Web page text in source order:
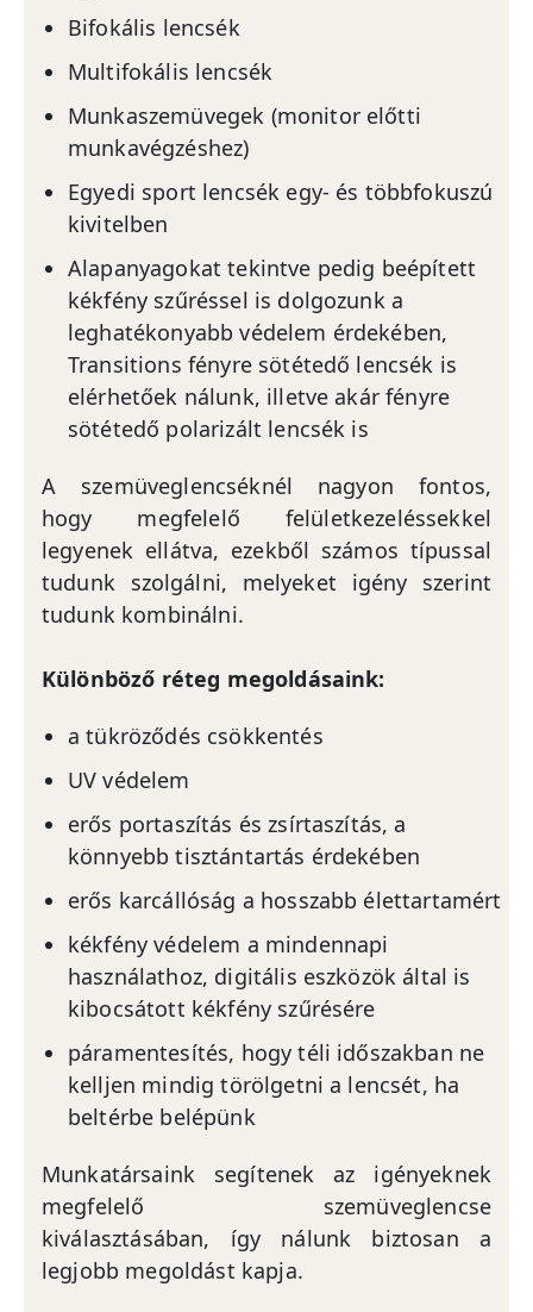
Bifokális lencsék
Multifokális lencsék
Munkaszemüvegek (monitor előtti
munkavégzéshez)
Egyedi sport lencsék egy- és többfokuszú
kivitelben
Alapanyagokat tekintve pedig beépített
kékfény szűréssel is dolgozunk a
leghatékonyabb védelem érdekében,
Transitions fényre sötétedő lencsék is
elérhetőek nálunk, illetve akár fényre
sötétedő polarizált lencsék is
A szemüveglencséknél nagyon fontos,
hogy megfelelő felületkezeléssekkel
legyenek ellátva, ezekből számos típussal
tudunk szolgálni, melyeket igény szerint
tudunk kombinálni.
Különböző réteg megoldásaink:
a tükröződés csökkentés
UV védelem
erős portaszítás és zsírtaszítás, a
könnyebb tisztántartás érdekében
erős karcállóság a hosszabb élettartamért
kékfény védelem a mindennapi
használathoz, digitális eszközök által is
kibocsátott kékfény szűrésére
páramentesítés, hogy téli időszakban ne
kelljen mindig törölgetni a lencsét, ha
beltérbe belépünk
Munkatársaink segítenek az igényeknek
megfelelő szemüveglencse
kiválasztásában, így nálunk biztosan a
legjobb megoldást kapja.